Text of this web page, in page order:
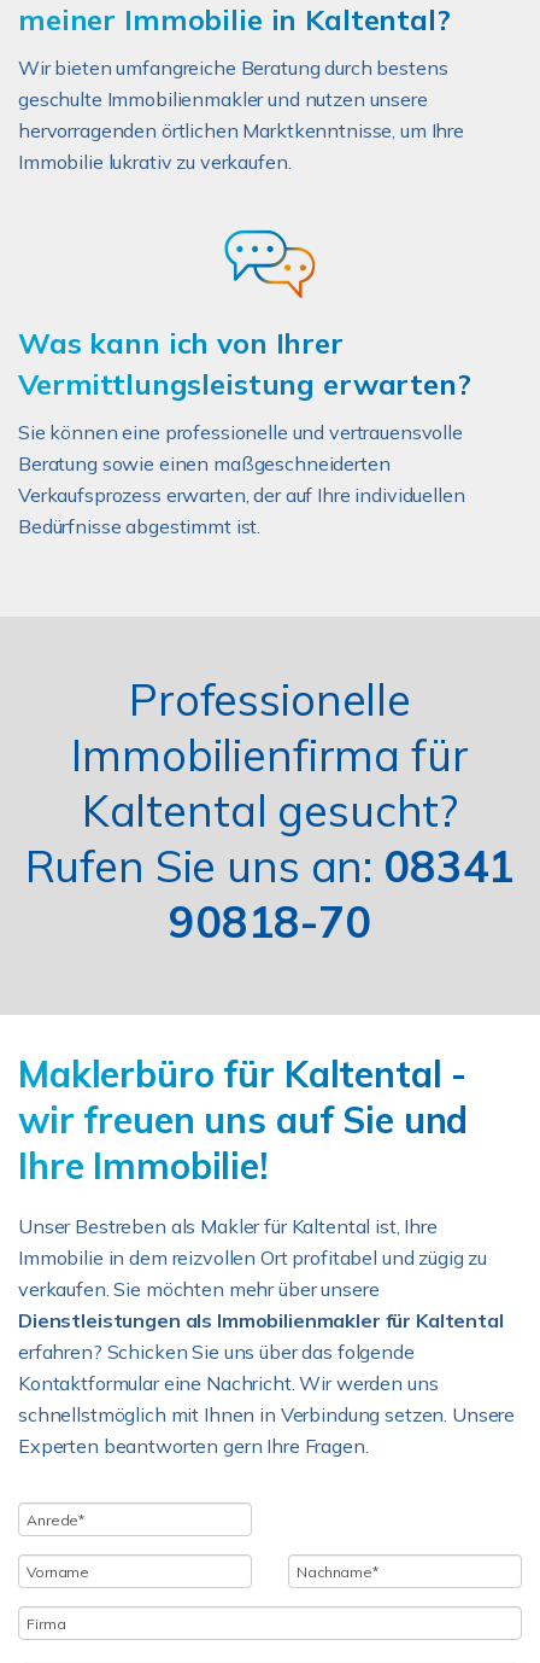
meiner Immobilie in Kaltental?
Wir bieten umfangreiche Beratung durch bestens
geschulte Immobilienmakler und nutzen unsere
hervorragenden örtlichen Marktkenntnisse, um Ihre
Immobilie lukrativ zu verkaufen.
Was kann ich von Ihrer
Vermittlungsleistung erwarten?
Sie können eine professionelle und vertrauensvolle
Beratung sowie einen maßgeschneiderten
Verkaufsprozess erwarten, der auf Ihre individuellen
Bedürfnisse abgestimmt ist.
Professionelle
Immobilienfirma für
Kaltental gesucht?
Rufen Sie uns an: 08341
90818-70
Maklerbüro für Kaltental -
wir freuen uns auf Sie und
Ihre Immobilie!
Unser Bestreben als Makler für Kaltental ist, Ihre
Immobilie in dem reizvollen Ort profitabel und zügig zu
verkaufen. Sie möchten mehr über unsere
Dienstleistungen als Immobilienmakler für Kaltental
erfahren? Schicken Sie uns über das folgende
Kontaktformular eine Nachricht. Wir werden uns
schnellstmöglich mit Ihnen in Verbindung setzen. Unsere
Experten beantworten gern Ihre Fragen.